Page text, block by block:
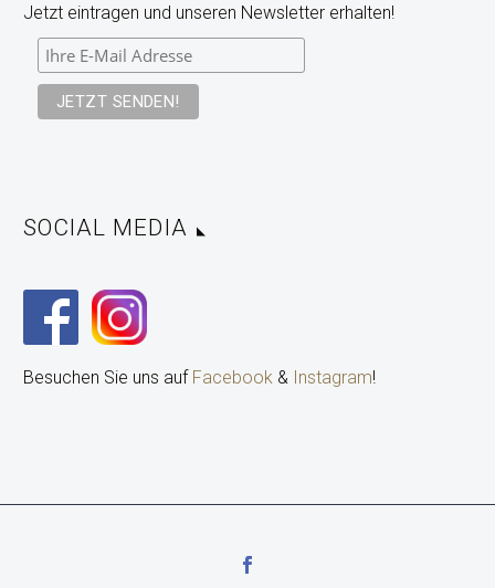
Jetzt eintragen und unseren Newsletter erhalten!
SOCIAL MEDIA
Besuchen Sie uns auf Facebook & Instagram!